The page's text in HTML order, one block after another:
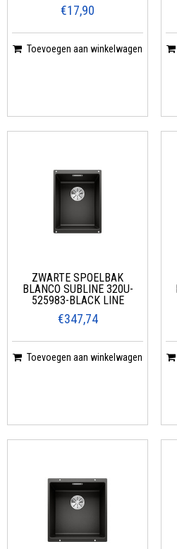
€17,90
Toevoegen aan winkelwagen
ZWARTE SPOELBAK
BLANCO SUBLINE 320U-
525983-BLACK LINE
€347,74
Toevoegen aan winkelwagen